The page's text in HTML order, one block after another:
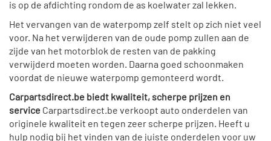
is op de afdichting rondom de as koelwater zal lekken.
Het vervangen van de waterpomp zelf stelt op zich niet veel
voor. Na het verwijderen van de oude pomp zullen aan de
zijde van het motorblok de resten van de pakking
verwijderd moeten worden. Daarna goed schoonmaken
voordat de nieuwe waterpomp gemonteerd wordt.
Carpartsdirect.be biedt kwaliteit, scherpe prijzen en
service Carpartsdirect.be verkoopt auto onderdelen van
originele kwaliteit en tegen zeer scherpe prijzen. Heeft u
hulp nodig bij het vinden van de juiste onderdelen voor uw